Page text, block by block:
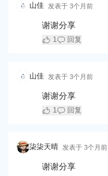
山佳 发表于 3个月前
谢谢分享
1 回复
山佳 发表于 3个月前
谢谢分享
1 回复
柒柒天晴 发表于 3个月前
谢谢分享